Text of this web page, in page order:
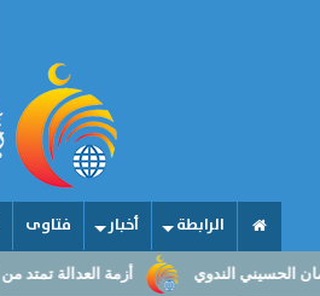
الرابطة أخبار فتاوى
أزمة العدالة تمتد من فلسطين إلى الملاعب